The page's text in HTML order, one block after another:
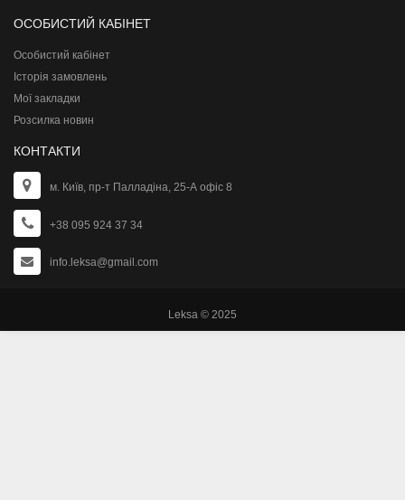
ОСОБИСТИЙ КАБІНЕТ
Особистий кабінет
Історія замовлень
Мої закладки
Розсилка новин
КОНТАКТИ
м. Київ, пр-т Палладіна, 25-А офіс 8
+38 095 924 37 34
info.leksa@gmail.com
Leksa © 2025